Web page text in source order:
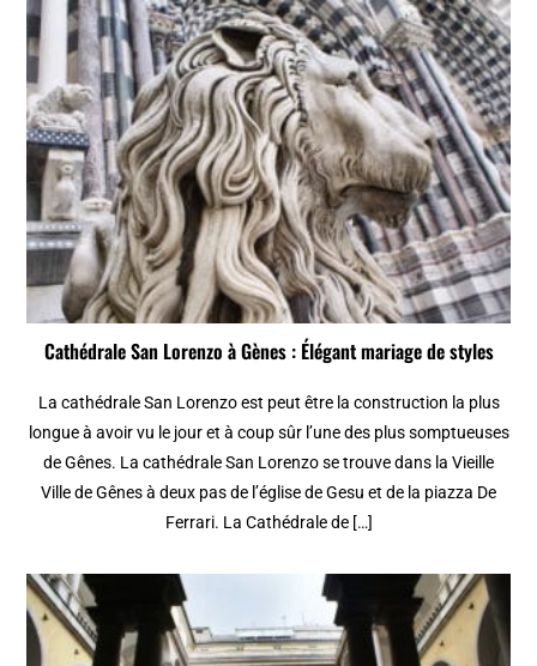
Cathédrale San Lorenzo à Gènes : Élégant mariage de styles
La cathédrale San Lorenzo est peut être la construction la plus
longue à avoir vu le jour et à coup sûr l’une des plus somptueuses
de Gênes. La cathédrale San Lorenzo se trouve dans la Vieille
Ville de Gênes à deux pas de l’église de Gesu et de la piazza De
Ferrari. La Cathédrale de […]